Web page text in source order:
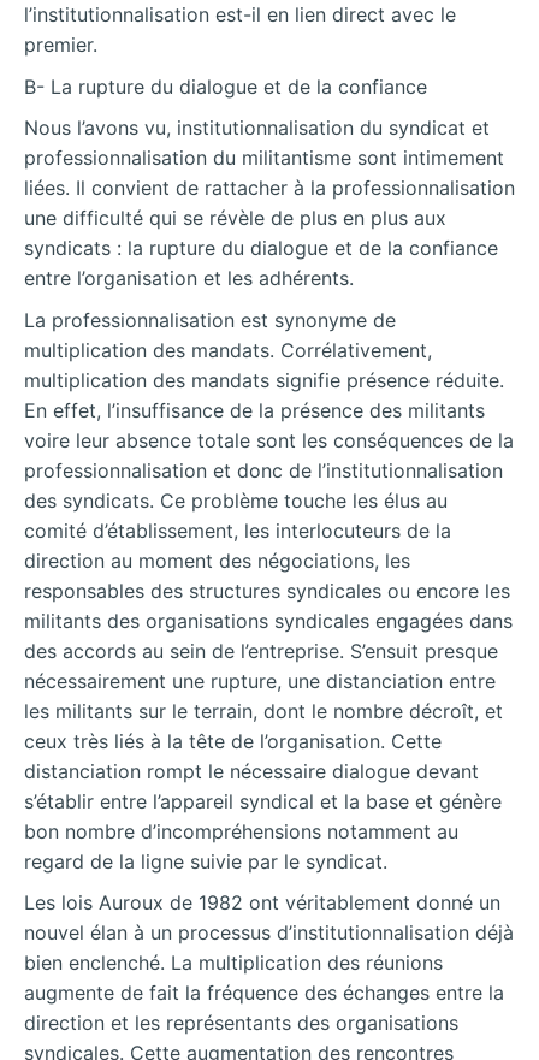
l’institutionnalisation est-il en lien direct avec le
premier.
B- La rupture du dialogue et de la confiance
Nous l’avons vu, institutionnalisation du syndicat et
professionnalisation du militantisme sont intimement
liées. Il convient de rattacher à la professionnalisation
une difficulté qui se révèle de plus en plus aux
syndicats : la rupture du dialogue et de la confiance
entre l’organisation et les adhérents.
La professionnalisation est synonyme de
multiplication des mandats. Corrélativement,
multiplication des mandats signifie présence réduite.
En effet, l’insuffisance de la présence des militants
voire leur absence totale sont les conséquences de la
professionnalisation et donc de l’institutionnalisation
des syndicats. Ce problème touche les élus au
comité d’établissement, les interlocuteurs de la
direction au moment des négociations, les
responsables des structures syndicales ou encore les
militants des organisations syndicales engagées dans
des accords au sein de l’entreprise. S’ensuit presque
nécessairement une rupture, une distanciation entre
les militants sur le terrain, dont le nombre décroît, et
ceux très liés à la tête de l’organisation. Cette
distanciation rompt le nécessaire dialogue devant
s’établir entre l’appareil syndical et la base et génère
bon nombre d’incompréhensions notamment au
regard de la ligne suivie par le syndicat.
Les lois Auroux de 1982 ont véritablement donné un
nouvel élan à un processus d’institutionnalisation déjà
bien enclenché. La multiplication des réunions
augmente de fait la fréquence des échanges entre la
direction et les représentants des organisations
syndicales. Cette augmentation des rencontres